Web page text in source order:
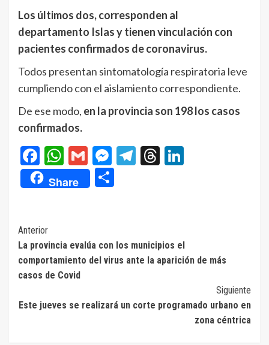
Los últimos dos, corresponden al
departamento Islas y tienen vinculación con
pacientes confirmados de coronavirus.
Todos presentan sintomatología respiratoria leve
cumpliendo con el aislamiento correspondiente.
De ese modo, en la provincia son 198 los casos
confirmados.
Facebook
WhatsApp
GmailMessenger
Telegram
Threads
Share
Navegación
de
entradas
Anterior
La provincia evalúa con los municipios el
comportamiento del virus ante la aparición de más
casos de Covid
Siguiente
Este jueves se realizará un corte programado urbano en
zona céntrica